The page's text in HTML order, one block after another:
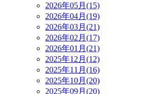
2026年05月(15)
2026年04月(19)
2026年03月(21)
2026年02月(17)
2026年01月(21)
2025年12月(12)
2025年11月(16)
2025年10月(20)
2025年09月(20)